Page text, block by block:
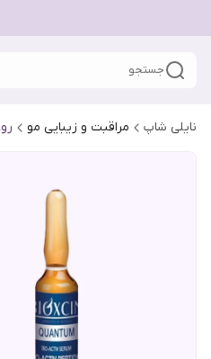
جستجو
نایلی شاپ مراقبت و زیبایی مو